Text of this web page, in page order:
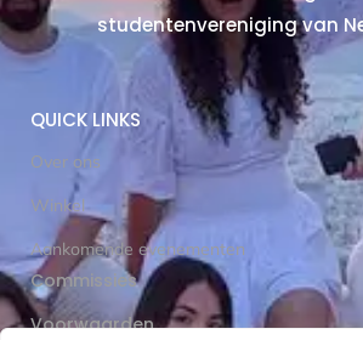
studentenvereniging van
QUICK LINKS
Over ons
Winkel
Aankomende evenementen
Commissies
Voorwaarden